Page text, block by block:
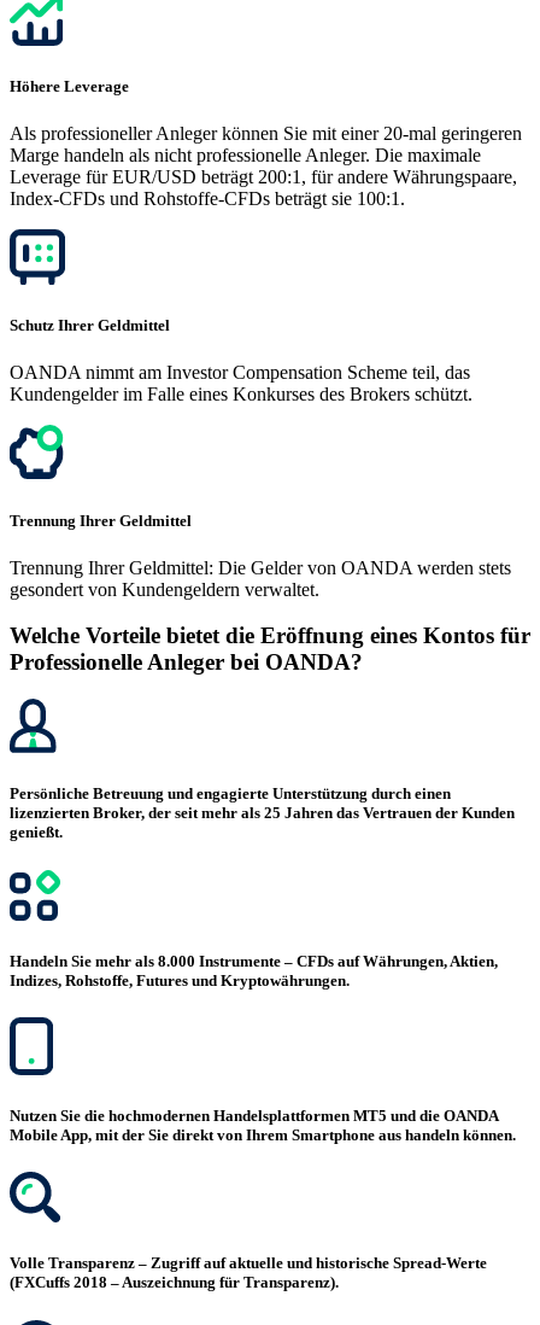
Höhere Leverage
Als professioneller Anleger können Sie mit einer 20-mal geringeren
Marge handeln als nicht professionelle Anleger. Die maximale
Leverage für EUR/USD beträgt 200:1, für andere Währungspaare,
Index-CFDs und Rohstoffe-CFDs beträgt sie 100:1.
Schutz Ihrer Geldmittel
OANDA nimmt am Investor Compensation Scheme teil, das
Kundengelder im Falle eines Konkurses des Brokers schützt.
Trennung Ihrer Geldmittel
Trennung Ihrer Geldmittel: Die Gelder von OANDA werden stets
gesondert von Kundengeldern verwaltet.
Welche Vorteile bietet die Eröffnung eines Kontos für
Professionelle Anleger bei OANDA?
Persönliche Betreuung und engagierte Unterstützung durch einen
lizenzierten Broker, der seit mehr als 25 Jahren das Vertrauen der Kunden
genießt.
Handeln Sie mehr als 8.000 Instrumente – CFDs auf Währungen, Aktien,
Indizes, Rohstoffe, Futures und Kryptowährungen.
Nutzen Sie die hochmodernen Handelsplattformen MT5 und die OANDA
Mobile App, mit der Sie direkt von Ihrem Smartphone aus handeln können.
Volle Transparenz – Zugriff auf aktuelle und historische Spread-Werte
(FXCuffs 2018 – Auszeichnung für Transparenz).